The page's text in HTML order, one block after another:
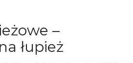
–
łupież